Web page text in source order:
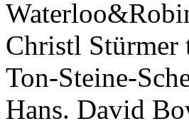
Christl
Ton-Steine-
Hans. David